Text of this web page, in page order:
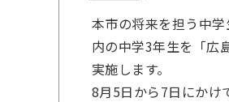
本市の将来を担う中
内の中学3年生を「広
実施します。
8月5日から7日にかけ